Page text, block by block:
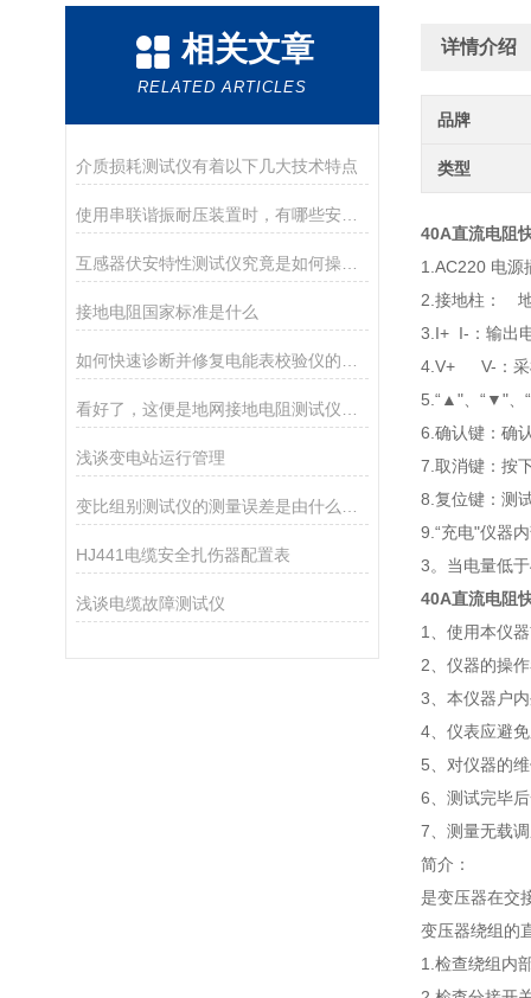
相关文章
RELATED ARTICLES
介质损耗测试仪有着以下几大技术特点
使用串联谐振耐压装置时，有哪些安全措施？
接地电阻国家标准是什么
浅谈变电站运行管理
HJ441电缆安全扎伤器配置表
浅谈电缆故障测试仪
详情介绍
品牌
类型
40A直流电阻
1.AC220 电源
2.接地柱：
3.I+ I-：输出
4.V+ V-：采
5.“▲"、“▼"、
6.确认键：确
7.取消键：按
8.复位键：测
9.“充电"仪器
3。当电量低
40A直流电阻
1、使用本仪
2、仪器的操
3、本仪器户
4、仪表应避
5、对仪器的
6、测试完毕
7、测量无载
简介：
是变压器在交
变压器绕组的
1.检查绕组内